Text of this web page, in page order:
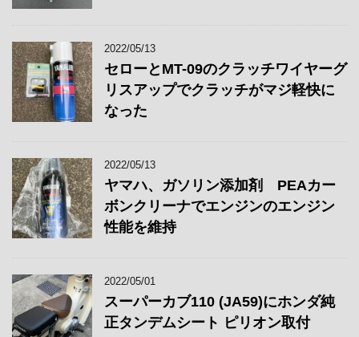
2022/05/13
セローとMT-09のクラッチワイヤーグ
リスアップでクラッチがマジ軽快に
なった
2022/05/13
ヤマハ、ガソリン添加剤 PEAカー
ボンクリーナでエンジンのエンジン
性能を維持
2022/05/01
スーパーカブ110 (JA59)にホンダ純
正タンデムシート ピリオン取付